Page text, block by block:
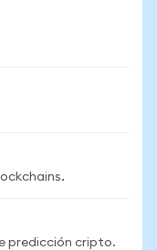
predicción cripto.